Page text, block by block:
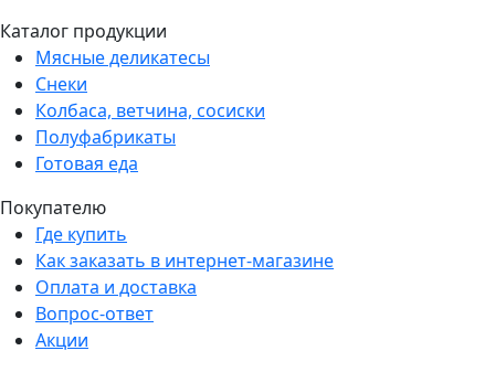
Каталог продукции
Мясные деликатесы
Снеки
Колбаса, ветчина, сосиски
Полуфабрикаты
Готовая еда
Покупателю
Где купить
Как заказать в интернет-магазине
Оплата и доставка
Вопрос-ответ
Акции